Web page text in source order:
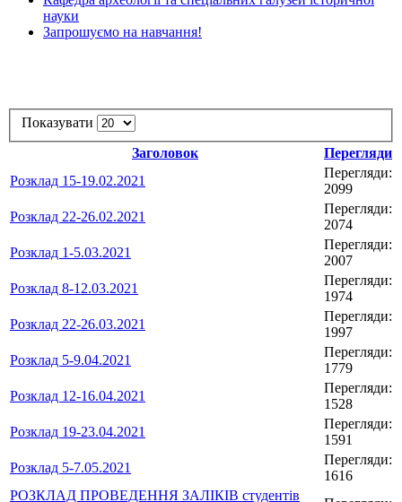
науки
Запрошуємо на навчання!
Показувати
Заголовок
Перегляди
Розклад 15-19.02.2021
Перегляди:
2099
Розклад 22-26.02.2021
Перегляди:
2074
Розклад 1-5.03.2021
Перегляди:
2007
Розклад 8-12.03.2021
Перегляди:
1974
Розклад 22-26.03.2021
Перегляди:
1997
Розклад 5-9.04.2021
Перегляди:
1779
Розклад 12-16.04.2021
Перегляди:
1528
Розклад 19-23.04.2021
Перегляди:
1591
Розклад 5-7.05.2021
Перегляди:
1616
РОЗКЛАД ПРОВЕДЕННЯ ЗАЛІКІВ студентів